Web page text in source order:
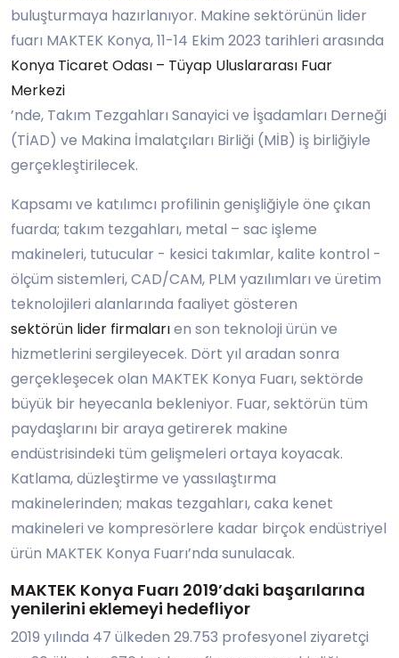
buluşturmaya hazırlanıyor. Makine sektörünün lider
fuarı MAKTEK Konya, 11-14 Ekim 2023 tarihleri arasında
Konya Ticaret Odası – Tüyap Uluslararası Fuar
Merkezi
’nde, Takım Tezgahları Sanayici ve İşadamları Derneği
(TİAD) ve Makina İmalatçıları Birliği (MİB) iş birliğiyle
gerçekleştirilecek.
Kapsamı ve katılımcı profilinin genişliğiyle öne çıkan
fuarda; takım tezgahları, metal – sac işleme
makineleri, tutucular - kesici takımlar, kalite kontrol -
ölçüm sistemleri, CAD/CAM, PLM yazılımları ve üretim
teknolojileri alanlarında faaliyet gösteren
sektörün lider firmalarıen son teknoloji ürün ve
hizmetlerini sergileyecek. Dört yıl aradan sonra
gerçekleşecek olan MAKTEK Konya Fuarı, sektörde
büyük bir heyecanla bekleniyor. Fuar, sektörün tüm
paydaşlarını bir araya getirerek makine
endüstrisindeki tüm gelişmeleri ortaya koyacak.
Katlama, düzleştirme ve yassılaştırma
makinelerinden; makas tezgahları, caka kenet
makineleri ve kompresörlere kadar birçok endüstriyel
ürün MAKTEK Konya Fuarı’nda sunulacak.
MAKTEK Konya Fuarı 2019’daki başarılarına
yenilerini eklemeyi hedefliyor
2019 yılında 47 ülkeden 29.753 profesyonel ziyaretçi